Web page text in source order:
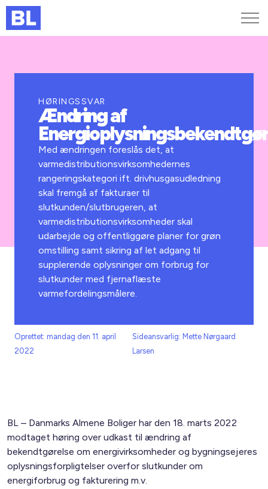
Kurser og arrangementer
Jobportalen
HØRINGSSVAR
Ændring af
Med ændringen foreslås det, at
varmedistributionsvirksomhedernes
rangeringskategori ift. drivhusgasudledning
skal fremgå af fakturaer til
slutkunden/slutbrugeren, at
varmedistributionsvirksomheder skal
udarbejde og offentliggøre planer for grøn
omstilling samt sikring af let adgang til
supplerende oplysninger om forbrug for
slutkunder med fjernaflæste
varmefordelingsmålere.
Oprettet: mandag den 11. april
2022
Sideansvarlig: Mette Nørgaard
Larsen
BL – Danmarks Almene Boliger har den 18. marts 2022
modtaget høring over udkast til ændring af
bekendtgørelse om energivirksomheder og bygningsejeres
oplysningsforpligtelser overfor slutkunder om
energiforbrug og fakturering m.v.